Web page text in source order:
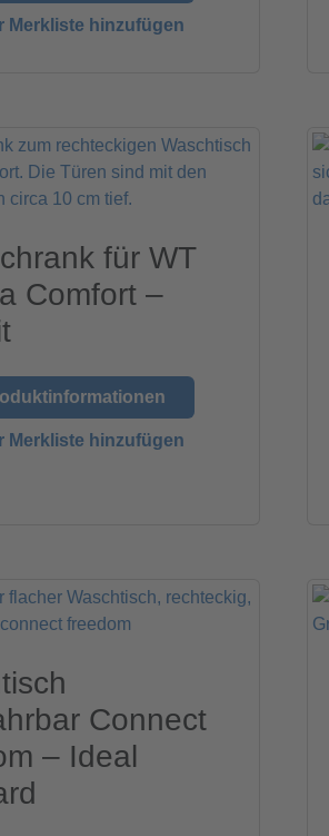
Merkliste hinzufügen
für WT
Comfort –
Merkliste hinzufügen
Connect
– Ideal